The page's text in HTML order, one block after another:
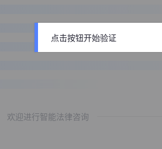
欢迎进行智能法律咨询
点击按钮开始验证